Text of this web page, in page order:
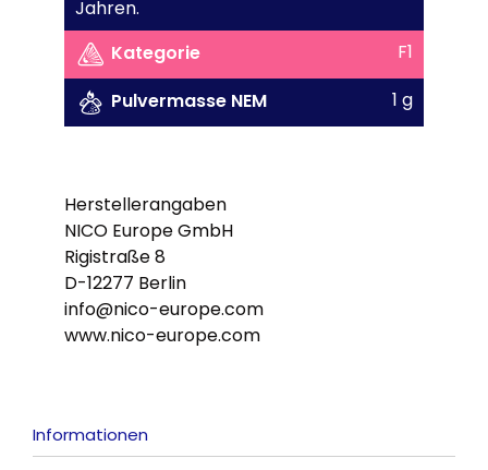
Jahren.
Kategorie
F1
Pulvermasse NEM
1 g
Herstellerangaben
NICO Europe GmbH
Rigistraße 8
D-12277 Berlin
info@nico-europe.com
www.nico-europe.com
Informationen